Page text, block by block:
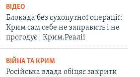
ВІДЕО
Блокада без сухопутної операції:
Крим сам себе не заправить і не
прогодує | Крим.Реалії
ВІЙНА ТА КРИМ
Російська влада обіцяє закрити